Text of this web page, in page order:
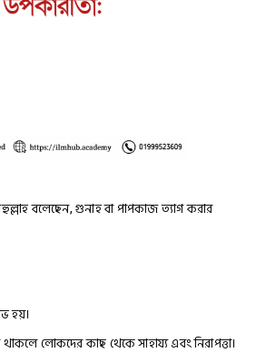
বলেছেন, গুনাহ বা পাপকাজ ত্যাগ করার
হয়।
লোকদের কাছ থেকে সাহায্য এবং নিরাপত্তা।